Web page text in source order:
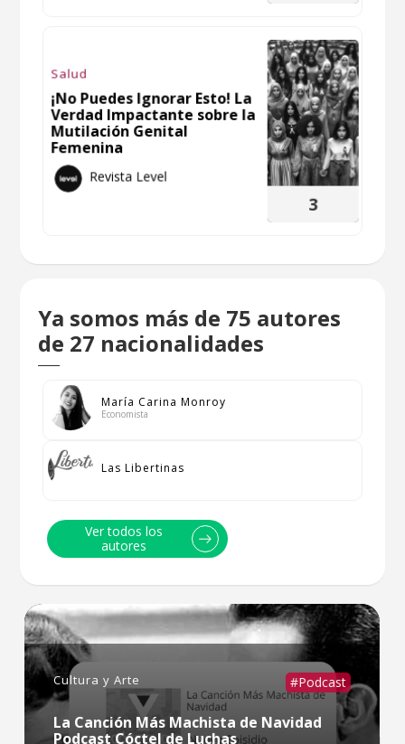
Salud
¡No Puedes Ignorar Esto! La
Verdad Impactante sobre la
Mutilación Genital
Femenina
Revista Level
3
Ya somos más de 75 autores
de 27 nacionalidades
María Carina Monroy
Economista
Las Libertinas
Ver todos los
autores
Cultura y Arte #Podcast
La Canción Más Machista de Navidad
Podcast Cóctel de Luchas